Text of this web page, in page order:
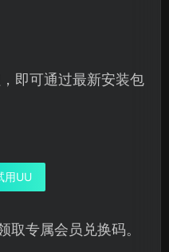
即可通过最新安装包
用UU
取专属会员兑换码。